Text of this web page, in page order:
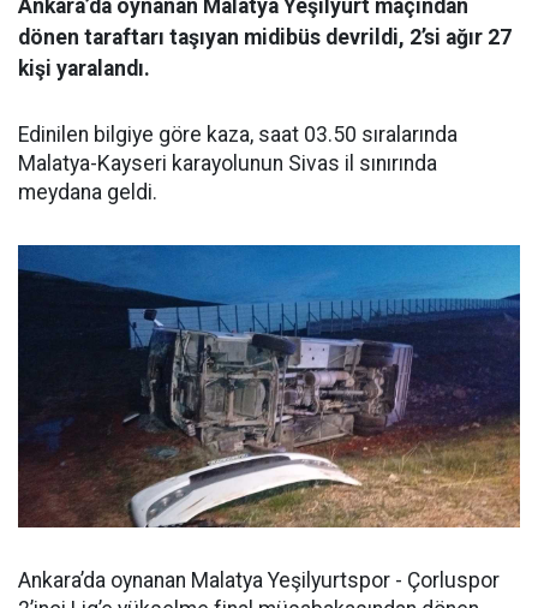
Ankara’da oynanan Malatya Yeşilyurt maçından
dönen taraftarı taşıyan midibüs devrildi, 2’si ağır 27
kişi yaralandı.
Edinilen bilgiye göre kaza, saat 03.50 sıralarında
Malatya-Kayseri karayolunun Sivas il sınırında
meydana geldi.
Ankara’da oynanan Malatya Yeşilyurtspor - Çorluspor